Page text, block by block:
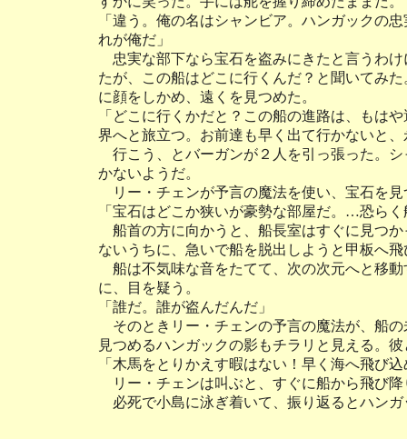
「違う。俺の名はシャンビア。ハンガックの
れが俺だ」
忠実な部下なら宝石を盗みにきたと言うわ
たが、この船はどこに行くんだ？と聞いてみ
に顔をしかめ、遠くを見つめた。
「どこに行くかだと？この船の進路は、もは
界へと旅立つ。お前達も早く出て行かないと
行こう、とバーガンが２人を引っ張った。
かないようだ。
リー・チェンが予言の魔法を使い、宝石を
「宝石はどこか狭いが豪勢な部屋だ。…恐ら
船首の方に向かうと、船長室はすぐに見つ
ないうちに、急いで船を脱出しようと甲板へ
船は不気味な音をたてて、次の次元へと移
に、目を疑う。
「誰だ。誰が盗んだんだ」
そのときリー・チェンの予言の魔法が、船
見つめるハンガックの影もチラリと見える。
「木馬をとりかえす暇はない！早く海へ飛び
リー・チェンは叫ぶと、すぐに船から飛び
必死で小島に泳ぎ着いて、振り返るとハン